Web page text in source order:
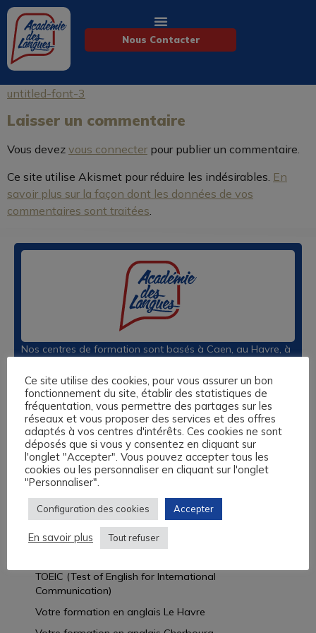
Nous Contacter
untitled-font-3
Laisser un commentaire
Vous devez vous connecter pour publier un commentaire.
Ce site utilise Akismet pour réduire les indésirables. En
savoir plus sur la façon dont les données de vos
commentaires sont traitées
Nos centres de formation sont basés à Caen, au Havre, à
sur-mesure en anglais, espagnol, allemand, italien, langue
des Signes et 13 autres langues, éligibles au Compte
Personnel de Formation, aux fonds de formation des
Travailleurs Non Salariés, et autres financements
possibles.
L’Académie des Langues vous propose un audit
linguistique complet et gratuit et vous accompagne dans
Découvrir nos offres
TOEIC (Test of English for International
Communication)
Votre formation en anglais Le Havre
Ce site utilise des cookies, pour vous assurer un bon
fonctionnement du site, établir des statistiques de
fréquentation, vous permettre des partages sur les
réseaux et vous proposer des services et des offres
adaptés à vos centres d'intérêts. Ces cookies ne sont
déposés que si vous y consentez en cliquant sur
l'onglet "Accepter". Vous pouvez accepter tous les
cookies ou les personnaliser en cliquant sur l'onglet
"Personnaliser".
Configuration des cookies Accepter
En savoir plus Tout refuser